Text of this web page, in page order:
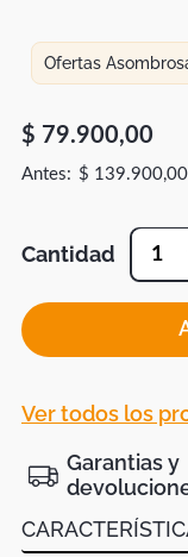
Ofertas
$ 79.900,00
$ 139.900,00
Cantidad 1
Ver todos los
Garantias y